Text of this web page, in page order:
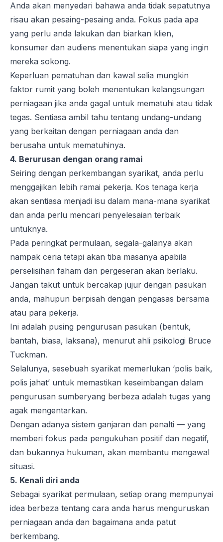
Anda akan menyedari bahawa anda tidak sepatutnya
risau akan pesaing-pesaing anda. Fokus pada apa
yang perlu anda lakukan dan biarkan klien,
konsumer dan audiens menentukan siapa yang ingin
mereka sokong.
Keperluan pematuhan dan kawal selia mungkin
faktor rumit yang boleh menentukan kelangsungan
perniagaan jika anda gagal untuk mematuhi atau tidak
tegas. Sentiasa ambil tahu tentang undang-undang
yang berkaitan dengan perniagaan anda dan
berusaha untuk mematuhinya.
4. Berurusan dengan orang ramai
Seiring dengan perkembangan syarikat, anda perlu
menggajikan lebih ramai pekerja. Kos tenaga kerja
akan sentiasa menjadi isu dalam mana-mana syarikat
dan anda perlu mencari penyelesaian terbaik
untuknya.
Pada peringkat permulaan, segala-galanya akan
nampak ceria tetapi akan tiba masanya apabila
perselisihan faham dan pergeseran akan berlaku.
Jangan takut untuk bercakap jujur dengan pasukan
anda, mahupun berpisah dengan pengasas bersama
atau para pekerja.
Ini adalah pusing pengurusan pasukan (bentuk,
bantah, biasa, laksana), menurut ahli psikologi Bruce
Tuckman.
Selalunya, sesebuah syarikat memerlukan ‘polis baik,
polis jahat’ untuk memastikan keseimbangan dalam
pengurusan sumberyang berbeza adalah tugas yang
agak mengentarkan.
Dengan adanya sistem ganjaran dan penalti — yang
memberi fokus pada pengukuhan positif dan negatif,
dan bukannya hukuman, akan membantu mengawal
situasi.
5. Kenali diri anda
Sebagai syarikat permulaan, setiap orang mempunyai
idea berbeza tentang cara anda harus menguruskan
perniagaan anda dan bagaimana anda patut
berkembang.